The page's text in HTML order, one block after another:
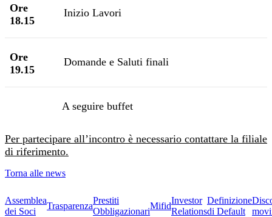
Ore
18.15
Inizio Lavori
Ore
19.15
Domande e Saluti finali
A seguire buffet
Per partecipare all’incontro è necessario contattare la filiale
di riferimento.
Torna alle news
Assemblea
dei Soci
Trasparenza
Prestiti
Obbligazionari
Mifid
Investor
Relations
Definizione
di Default